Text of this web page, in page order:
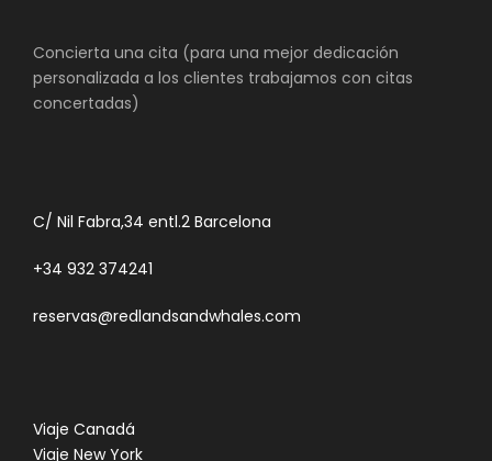
Concierta una cita (para una mejor dedicación
personalizada a los clientes trabajamos con citas
concertadas)
C/ Nil Fabra,34 entl.2 Barcelona
+34 932 374241
reservas@redlandsandwhales.com
Viaje Canadá
Viaje New York